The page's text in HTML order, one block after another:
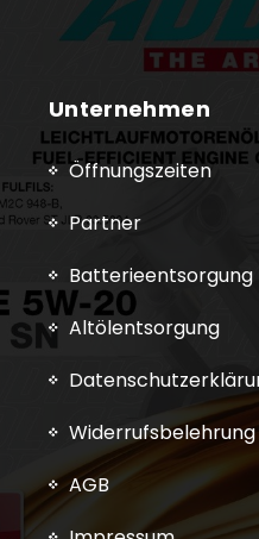
Unternehmen
Öffnungszeiten
Partner
Batterieentsorgung
Altölentsorgung
Widerrufsbelehrung
AGB